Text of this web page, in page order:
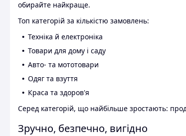
обирайте найкраще.
Топ категорій за кількістю замовлень:
Техніка й електроніка
Товари для дому і саду
Авто- та мототовари
Одяг та взуття
Краса та здоров'я
Серед категорій, що найбільше зростають:
Зручно, безпечно, вигідно